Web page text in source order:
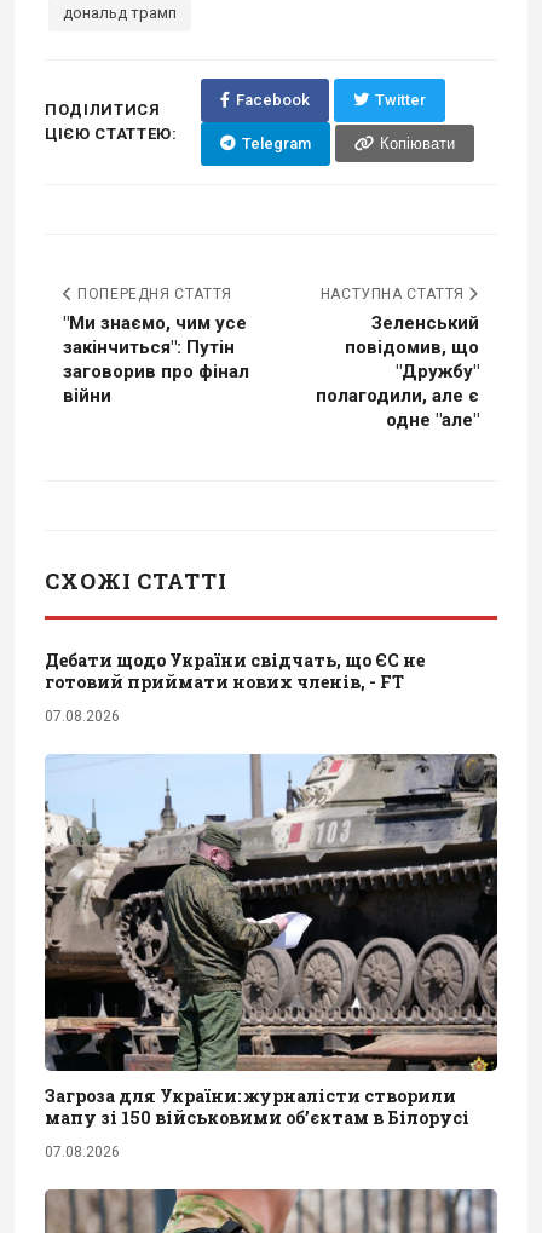
дональд трамп
ПОДІЛИТИСЯ
ЦІЄЮ СТАТТЕЮ:
Facebook Twitter
Telegram Копіювати
ПОПЕРЕДНЯ СТАТТЯ
"Ми знаємо, чим усе
закінчиться": Путін
заговорив про фінал
війни
НАСТУПНА СТАТТЯ
Зеленський
повідомив, що
"Дружбу"
полагодили, але є
одне "але"
СХОЖІ СТАТТІ
Дебати щодо України свідчать, що ЄС не
готовий приймати нових членів, - FT
07.08.2026
Загроза для України: журналісти створили
мапу зі 150 військовими обʼєктам в Білорусі
07.08.2026